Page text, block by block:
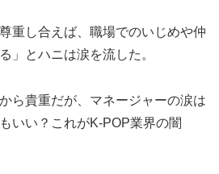
重し合えば、職場でのいじめや仲
」とハニは涙を流した。
ら貴重だが、マネージャーの涙は
いい？これがK-POP業界の闇